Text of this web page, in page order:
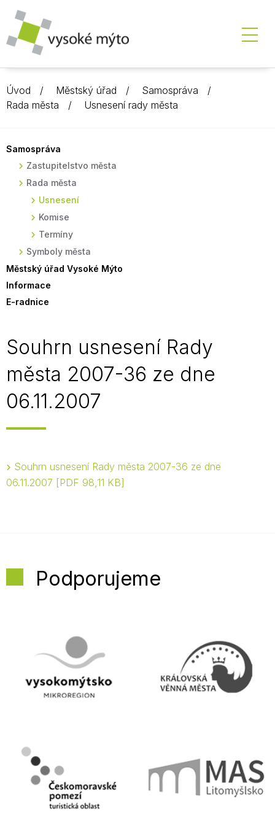
Úvod Městský úřad
Samospráva
Rada města
Usnesení rady města
Samospráva
Zastupitelstvo města
Rada města
Usnesení
Komise
Termíny
Symboly města
Městský úřad Vysoké Mýto
Informace
E-radnice
Souhrn usnesení Rady
města 2007-36 ze dne
06.11.2007
Souhrn usnesení Rady města 2007-36 ze dne
06.11.2007
PDF 98,11 KB
Podporujeme